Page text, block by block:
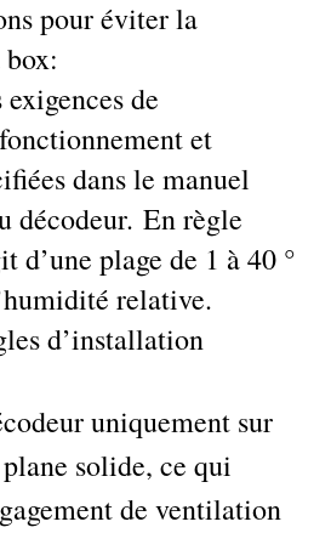
pour éviter la
de
et
dans le manuel
décodeur. En règle
d’une plage de 1 à 40 °
relative.
d’installation
uniquement sur
solide, ce qui
de ventilation